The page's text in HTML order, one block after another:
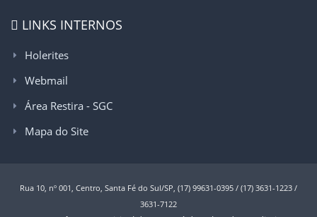
LINKS INTERNOS
Holerites
Webmail
Área Restira - SGC
Mapa do Site
Rua 10, nº 001, Centro, Santa Fé do Sul/SP, (17) 99631-0395 / (17) 3631-1223 /
3631-7122